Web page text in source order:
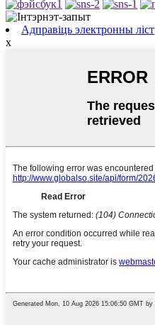
Адправіць электронны ліст
x